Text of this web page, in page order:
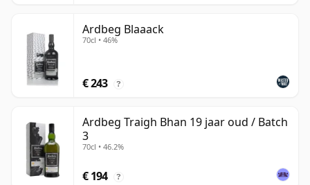
Ardbeg Blaaack
70cl • 46%
€ 243 ?
Ardbeg Traigh Bhan 19 jaar oud / Batch
3
70cl • 46.2%
€ 194 ?